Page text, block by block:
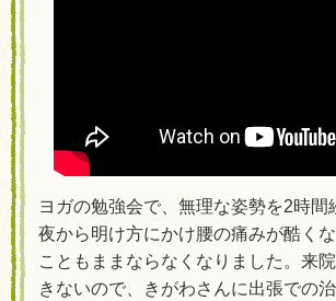
ヨガの勉強会で、無理な姿勢を2時間
夜から明け方にかけ腰の痛みが酷く
こともままならなくなりました。来
きないので、きがわさんに出張での